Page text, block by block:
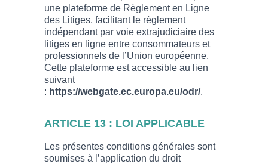
une plateforme de Règlement en Ligne
des Litiges, facilitant le règlement
indépendant par voie extrajudiciaire des
litiges en ligne entre consommateurs et
professionnels de l’Union européenne.
Cette plateforme est accessible au lien
suivant
: https://webgate.ec.europa.eu/odr/.
ARTICLE 13 : LOI APPLICABLE
Les présentes conditions générales sont
soumises à l’application du droit